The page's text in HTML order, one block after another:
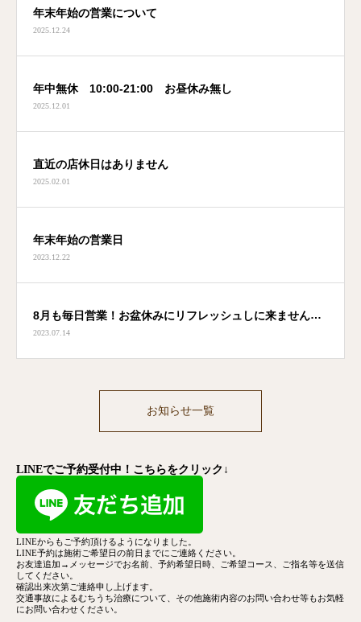
年末年始の営業について
2025.12.24
年中無休 10:00-21:00 お昼休み無し
2025.12.01
直近の店休日はありません
2025.02.01
年末年始の営業日
2023.12.22
8月も毎日営業！お盆休みにリフレッシュしに来ません
か？
2023.07.14
お知らせ一覧
LINEでご予約受付中！こちらをクリック↓
LINEからもご予約頂けるようになりました。
LINE予約は施術ご希望日の前日までにご連絡ください。
お友達追加→メッセージでお名前、予約希望日時、ご希望コース、
ご指名等を送信
してください。
確認出来次第ご連絡申し上げます。
交通事故によるむちうち治療について、その他施術内容のお問い合わせ等もお気軽
にお問い合わせください。